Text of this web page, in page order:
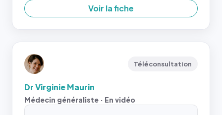
Voir la fiche
Téléconsultation
Dr Virginie Maurin
Médecin généraliste · En vidéo